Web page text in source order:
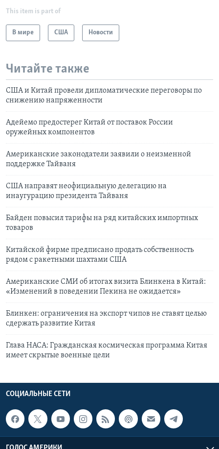
This item is part of
В мире США Новости
Читайте также
США и Китай провели дипломатические переговоры по
снижению напряженности
Адейемо предостерег Китай от поставок России
оружейных компонентов
Американские законодатели заявили о неизменной
поддержке Тайваня
США направят неофициальную делегацию на
инаугурацию президента Тайваня
Байден повысил тарифы на ряд китайских импортных
товаров
Китайской фирме предписано продать собственность
рядом с ракетными шахтами США
Американские СМИ об итогах визита Блинкена в Китай:
«Изменений в поведении Пекина не ожидается»
Блинкен: ограничения на экспорт чипов не ставят целью
сдержать развитие Китая
Глава НАСА: Гражданская космическая программа Китая
имеет скрытые военные цели
СОЦИАЛЬНЫЕ СЕТИ